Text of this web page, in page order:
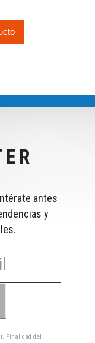
antes
y
Finalidad del